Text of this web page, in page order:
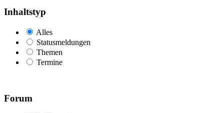
Inhaltstyp
Alles
Statusmeldungen
Themen
Termine
Forum